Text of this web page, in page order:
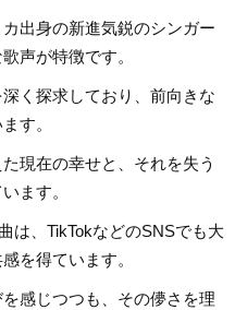
出身の新進気鋭のシンガー
声が特徴です。
く探求しており、前向きな
す。
現在の幸せと、それを失う
ます。
は、TikTokなどのSNSでも大
を得ています。
感じつつも、その儚さを理